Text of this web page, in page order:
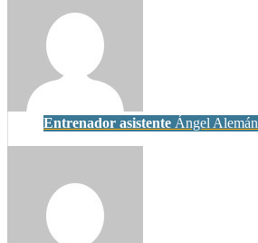
Entrenador asistente Ángel Alemán